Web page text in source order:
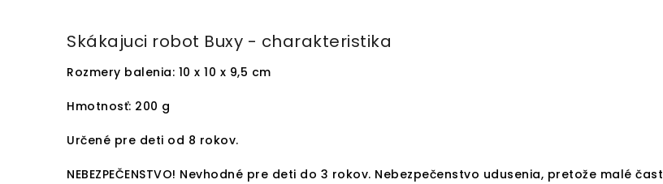
Skákajuci robot Buxy - charakteristika
Rozmery balenia: 10 x 10 x 9,5 cm
Hmotnosť: 200 g
Určené pre deti od 8 rokov.
NEBEZPEČENSTVO! Nevhodné pre deti do 3 rokov. Nebezpečenstvo udusenia, pretože malé